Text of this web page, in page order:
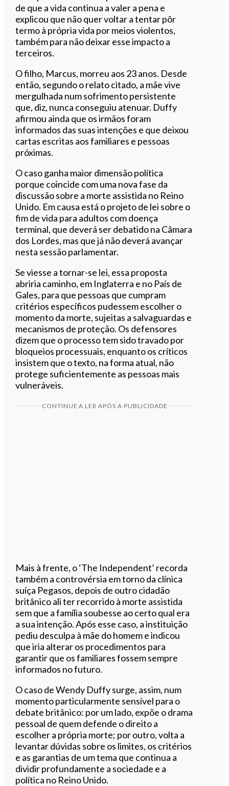
de que a vida continua a valer a pena e
explicou que não quer voltar a tentar pôr
termo à própria vida por meios violentos,
também para não deixar esse impacto a
terceiros.
O filho, Marcus, morreu aos 23 anos. Desde
então, segundo o relato citado, a mãe vive
mergulhada num sofrimento persistente
que, diz, nunca conseguiu atenuar. Duffy
afirmou ainda que os irmãos foram
informados das suas intenções e que deixou
cartas escritas aos familiares e pessoas
próximas.
O caso ganha maior dimensão política
porque coincide com uma nova fase da
discussão sobre a morte assistida no Reino
Unido. Em causa está o projeto de lei sobre o
fim de vida para adultos com doença
terminal, que deverá ser debatido na Câmara
dos Lordes, mas que já não deverá avançar
nesta sessão parlamentar.
Se viesse a tornar-se lei, essa proposta
abriria caminho, em Inglaterra e no País de
Gales, para que pessoas que cumpram
critérios específicos pudessem escolher o
momento da morte, sujeitas a salvaguardas e
mecanismos de proteção. Os defensores
dizem que o processo tem sido travado por
bloqueios processuais, enquanto os críticos
insistem que o texto, na forma atual, não
protege suficientemente as pessoas mais
vulneráveis.
CONTINUE A LER APÓS A PUBLICIDADE
Mais à frente, o ‘The Independent’ recorda
também a controvérsia em torno da clínica
suíça Pegasos, depois de outro cidadão
britânico ali ter recorrido à morte assistida
sem que a família soubesse ao certo qual era
a sua intenção. Após esse caso, a instituição
pediu desculpa à mãe do homem e indicou
que iria alterar os procedimentos para
garantir que os familiares fossem sempre
informados no futuro.
O caso de Wendy Duffy surge, assim, num
momento particularmente sensível para o
debate britânico: por um lado, expõe o drama
pessoal de quem defende o direito a
escolher a própria morte; por outro, volta a
levantar dúvidas sobre os limites, os critérios
e as garantias de um tema que continua a
dividir profundamente a sociedade e a
política no Reino Unido.